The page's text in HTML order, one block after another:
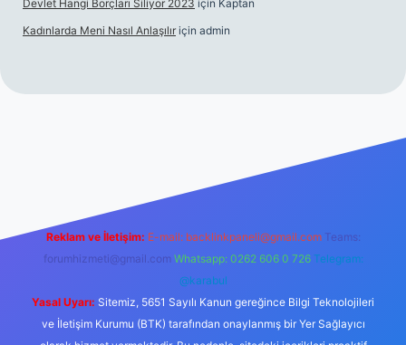
Devlet Hangi Borçları Siliyor 2023 için Kaptan
Kadınlarda Meni Nasıl Anlaşılır için admin
Betexper
Reklam ve İletişim: E-mail: backlinkpaneli@gmail.com Teams:
forumhizmeti@gmail.com Whatsapp: 0262 606 0 726 Telegram:
@karabul
Yasal Uyarı: Sitemiz, 5651 Sayılı Kanun gereğince Bilgi Teknolojileri
ve İletişim Kurumu (BTK) tarafından onaylanmış bir Yer Sağlayıcı